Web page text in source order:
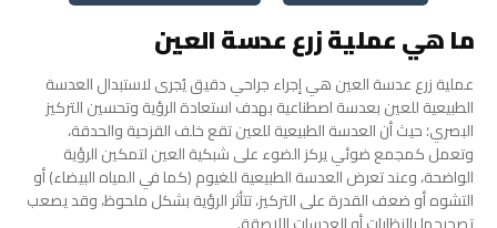
ما هي عملية زرع عدسة العين
عملية زرع عدسة العين هي إجراء جراحي دقيق يُجرى لاستبدال العدسة
الطبيعية للعين بعدسة اصطناعية بهدف استعادة الرؤية وتحسين التركيز
البصري؛ حيث أن العدسة الطبيعية للعين تقع خلف القزحية والحدقة،
وتعمل كمجمع ضوئي يركز الضوء على شبكية العين لتمكين الرؤية
الواضحة، وعند تعرض العدسة الطبيعية للغيوم (كما في المياه البيضاء) أو
التشوه أو ضعف القدرة على التركيز، تتأثر الرؤية بشكل ملحوظ، وقد يصعب